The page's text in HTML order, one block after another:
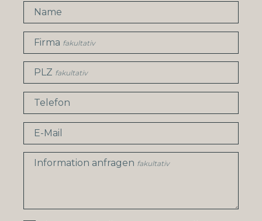
Name
Firma fakultativ
PLZ fakultativ
Telefon
E-Mail
Information anfragen fakultativ